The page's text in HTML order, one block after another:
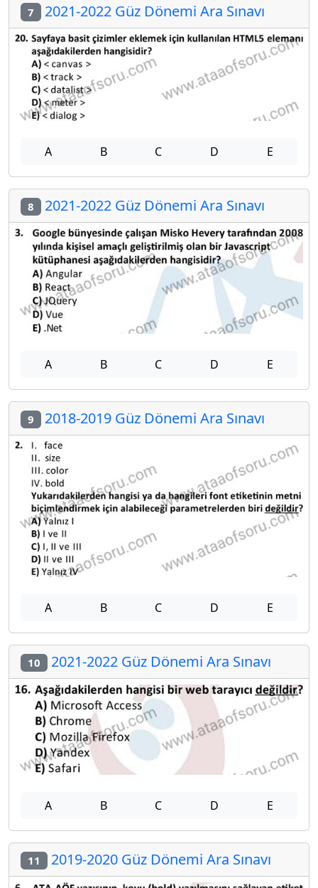
7 2021-2022 Güz Dönemi Ara Sınavı
A B C D E
8 2021-2022 Güz Dönemi Ara Sınavı
A B C D E
9 2018-2019 Güz Dönemi Ara Sınavı
A B C D E
10 2021-2022 Güz Dönemi Ara Sınavı
A B C D E
11 2019-2020 Güz Dönemi Ara Sınavı